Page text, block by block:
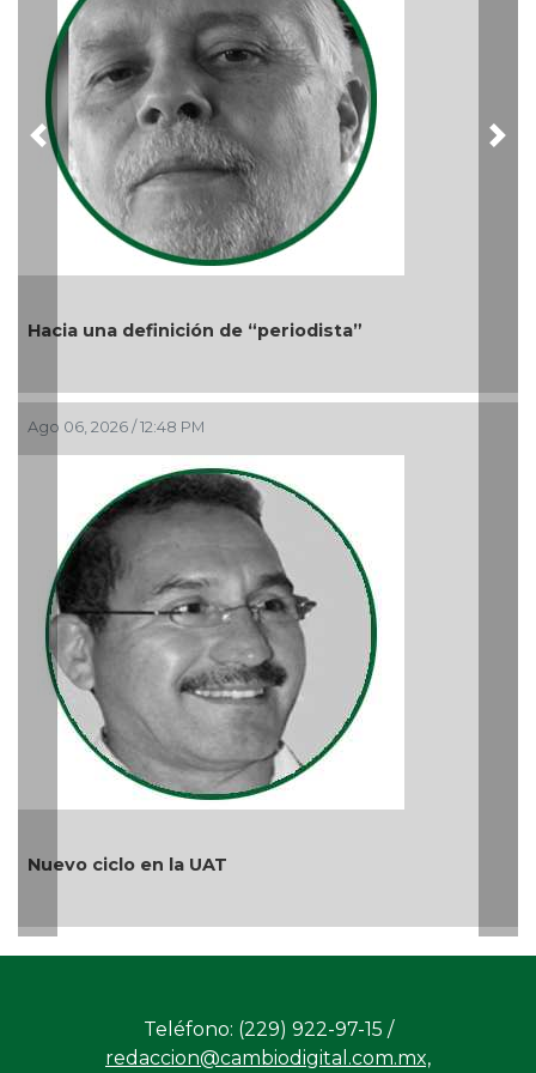
Hacia una definición de “periodista”
Ago 06, 2026 / 12:48 PM
Nuevo ciclo en la UAT